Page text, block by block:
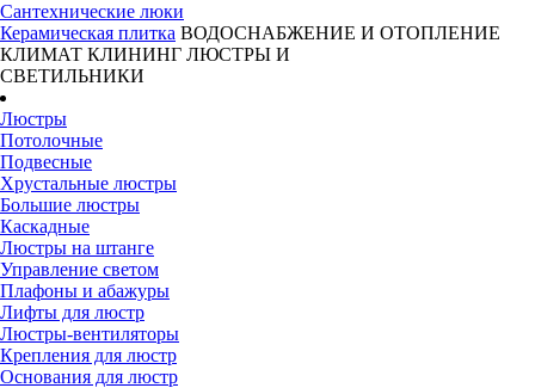
Сантехнические люки
Керамическая плитка ВОДОСНАБЖЕНИЕ И ОТОПЛЕНИЕ
КЛИМАТ КЛИНИНГ ЛЮСТРЫ И
СВЕТИЛЬНИКИ
Люстры
Потолочные
Подвесные
Хрустальные люстры
Большие люстры
Каскадные
Люстры на штанге
Управление светом
Плафоны и абажуры
Лифты для люстр
Люстры-вентиляторы
Крепления для люстр
Основания для люстр